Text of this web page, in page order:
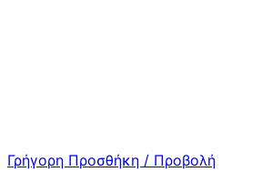
Γρήγορη Προσθήκη / Προβολή